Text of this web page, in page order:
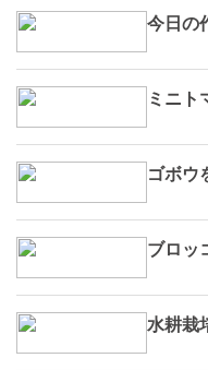
今日の
ミニト
ゴボウ
ブロッ
水耕栽